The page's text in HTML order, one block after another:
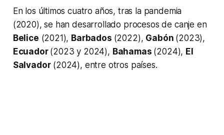
En los últimos cuatro años, tras la pandemia
(2020), se han desarrollado procesos de canje en
Belice (2021), Barbados (2022), Gabón (2023),
Ecuador (2023 y 2024), Bahamas (2024), El
Salvador(2024), entre otros países.